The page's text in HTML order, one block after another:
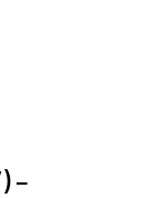
–